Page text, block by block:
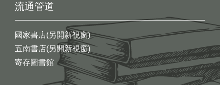
流通管道
國家書店(另開新視窗)
五南書店(另開新視窗)
寄存圖書館